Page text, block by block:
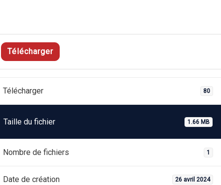
Télécharger
Télécharger 80
Taille du fichier 1.66 MB
Nombre de fichiers 1
Date de création 26 avril 2024